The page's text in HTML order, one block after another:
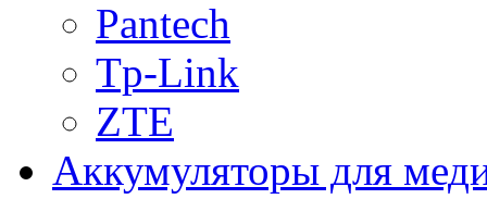
Pantech
Tp-Link
ZTE
Аккумуляторы для